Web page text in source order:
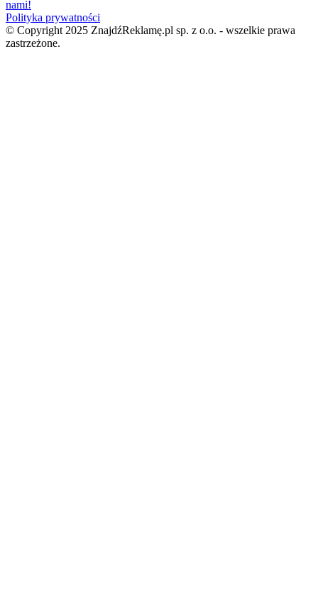
nami!
Polityka prywatności
© Copyright 2025 ZnajdźReklamę.pl sp. z o.o. - wszelkie prawa
zastrzeżone.